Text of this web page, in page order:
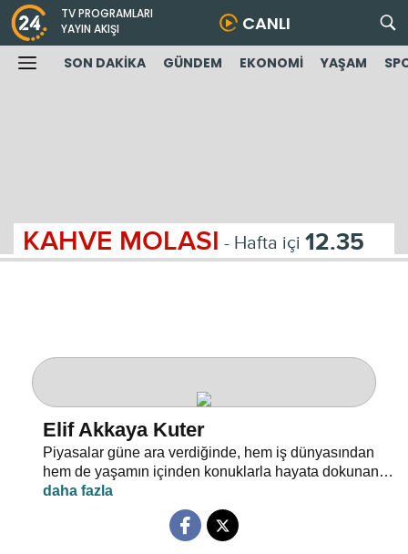
TV PROGRAMLARI
YAYIN AKIŞI
CANLI
SON DAKİKA GÜNDEM EKONOMİ YAŞAM
KAHVE MOLASI - Hafta içi 12.35
Elif Akkaya Kuter
Piyasalar güne ara verdiğinde, hem iş dünyasından
hem de yaşamın içinden konuklarla hayata dokunan
gelişmelerin ekonomik boyutu "Kahve Molası"nda